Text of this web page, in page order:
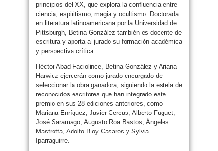
principios del XX, que explora la confluencia entre
ciencia, espiritismo, magia y ocultismo. Doctorada
en literatura latinoamericana por la Universidad de
Pittsburgh, Betina González también es docente de
escritura y aporta al jurado su formación académica
y perspectiva crítica.
Héctor Abad Faciolince, Betina González y Ariana
Harwicz ejercerán como jurado encargado de
seleccionar la obra ganadora, siguiendo la estela de
reconocidos escritores que han integrado este
premio en sus 28 ediciones anteriores, como
Mariana Enríquez, Javier Cercas, Alberto Fuguet,
José Saramago, Augusto Roa Bastos, Ángeles
Mastretta, Adolfo Bioy Casares y Sylvia
Iparraguirre.